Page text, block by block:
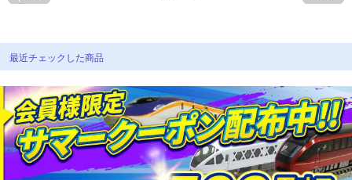
最近チェックした商品